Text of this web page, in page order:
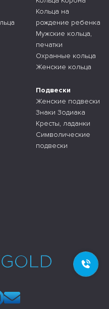
Кольца на
рождение ребенка
Мужские кольца,
печатки
Охранные кольца
Женские кольца
Подвески
Женские подвески
Знаки Зодиака
Кресты, ладанки
Символические
подвески